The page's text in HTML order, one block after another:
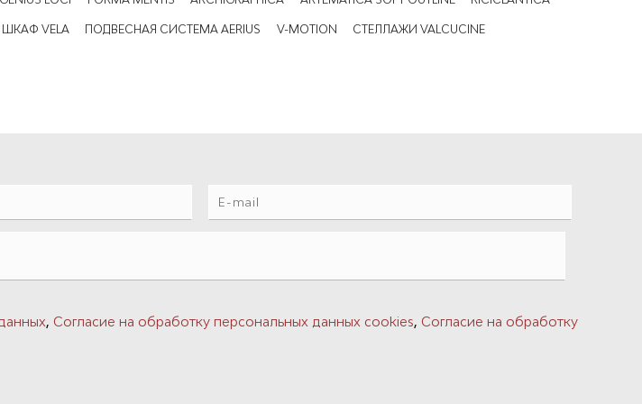
VELA ПОДВЕСНАЯ СИСТЕМА AERIUS V-MOTION СТЕЛЛАЖИ VALCUCINE
, Согласие на обработку персональных данных cookies, Согласие на обработку